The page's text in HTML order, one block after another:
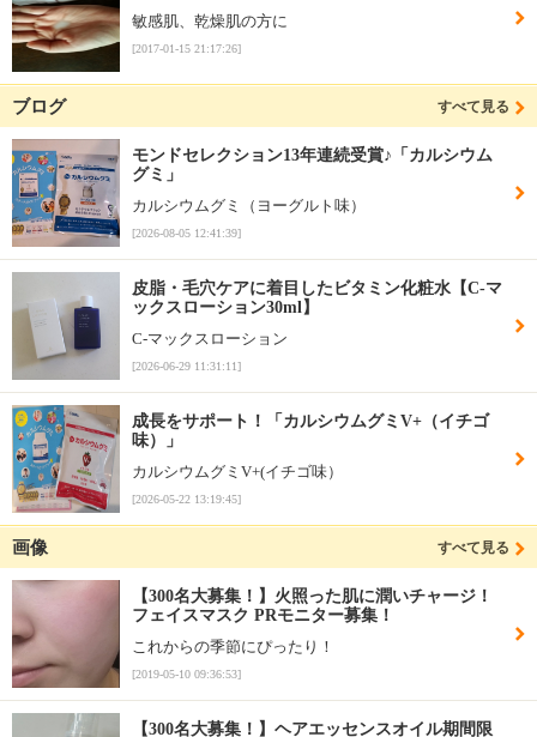
敏感肌、乾燥肌の方に
[2017-01-15 21:17:26]
ブログ すべて見る
モンドセレクション13年連続受賞♪「カルシウム
グミ」
カルシウムグミ（ヨーグルト味）
[2026-08-05 12:41:39]
皮脂・毛穴ケアに着目したビタミン化粧水【C-マ
ックスローション30ml】
C-マックスローション
[2026-06-29 11:31:11]
成長をサポート！「カルシウムグミV+（イチゴ
味）」
カルシウムグミV+(イチゴ味）
[2026-05-22 13:19:45]
画像 すべて見る
【300名大募集！】火照った肌に潤いチャージ！
フェイスマスク PRモニター募集！
これからの季節にぴったり！
[2019-05-10 09:36:53]
【300名大募集！】ヘアエッセンスオイル期間限